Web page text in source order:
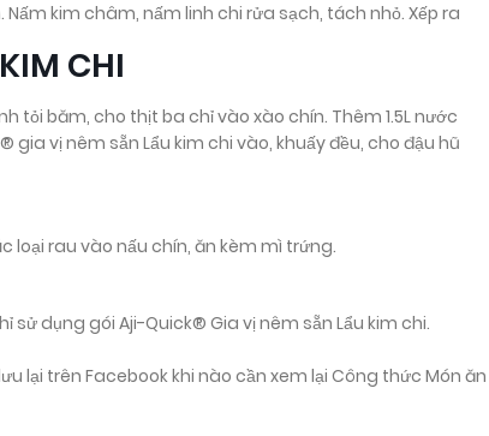
kim châm, nấm linh chi rửa sạch, tách nhỏ. Xếp ra
CHI
tỏi băm, cho thịt ba chỉ vào xào chín. Thêm 1.5L nước
gia vị nêm sẵn Lẩu kim chi vào, khuấy đều, cho đậu hũ
loại rau vào nấu chín, ăn kèm mì trứng.
sử dụng gói Aji-Quick® Gia vị nêm sẵn Lẩu kim chi.
lại trên Facebook khi nào cần xem lại Công thức Món ăn